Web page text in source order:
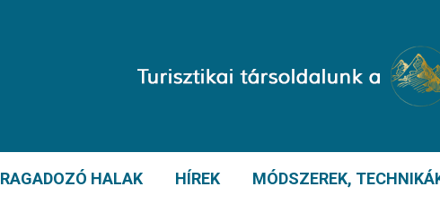
RAGADOZÓ HALAK HÍREK MÓDSZEREK,